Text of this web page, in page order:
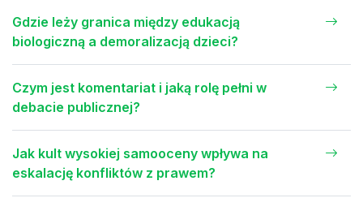
Gdzie leży granica między edukacją
biologiczną a demoralizacją dzieci?
Czym jest komentariat i jaką rolę pełni w
debacie publicznej?
Jak kult wysokiej samooceny wpływa na
eskalację konfliktów z prawem?